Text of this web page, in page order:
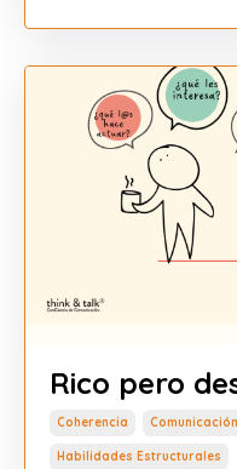
Rico pero
Coherencia
Habilidades Estructurales